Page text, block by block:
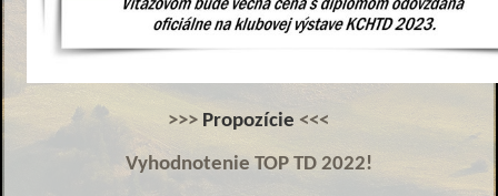
>>> Propozície <<<
Vyhodnotenie TOP TD 2022!